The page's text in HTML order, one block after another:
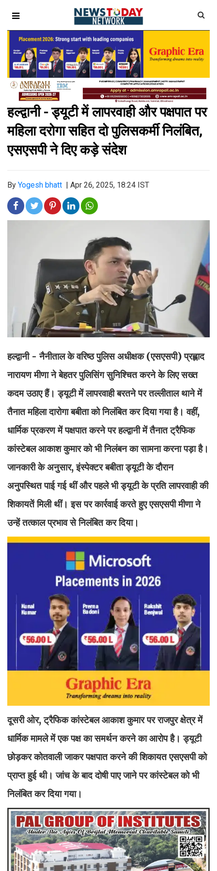
हल्द्वानी - ड्यूटी में लापरवाही और पक्षपात पर
महिला दरोगा सहित दो पुलिसकर्मी निलंबित,
एसएसपी ने दिए कड़े संदेश
By Yogesh bhatt Apr 26, 2025, 18:24 IST
हल्द्वानी - नैनीताल के वरिष्ठ पुलिस अधीक्षक (एसएसपी) प्रह्लाद
नारायण मीणा ने बेहतर पुलिसिंग सुनिश्चित करने के लिए सख्त
कदम उठाए हैं। ड्यूटी में लापरवाही बरतने पर तल्लीताल थाने में
तैनात महिला दारोगा बबीता को निलंबित कर दिया गया है। वहीं,
धार्मिक प्रकरण में पक्षपात करने पर हल्द्वानी में तैनात ट्रैफिक
कांस्टेबल आकाश कुमार को भी निलंबन का सामना करना पड़ा है।
जानकारी के अनुसार, इंस्पेक्टर बबीता ड्यूटी के दौरान
अनुपस्थित पाई गई थीं और पहले भी ड्यूटी के प्रति लापरवाही की
शिकायतें मिली थीं। इस पर कार्रवाई करते हुए एसएसपी मीणा ने
उन्हें तत्काल प्रभाव से निलंबित कर दिया।
दूसरी ओर, ट्रैफिक कांस्टेबल आकाश कुमार पर राजपुर क्षेत्र में
धार्मिक मामले में एक पक्ष का समर्थन करने का आरोप है। ड्यूटी
छोड़कर कोतवाली जाकर पक्षपात करने की शिकायत एसएसपी को
प्राप्त हुई थी। जांच के बाद दोषी पाए जाने पर कांस्टेबल को भी
निलंबित कर दिया गया।